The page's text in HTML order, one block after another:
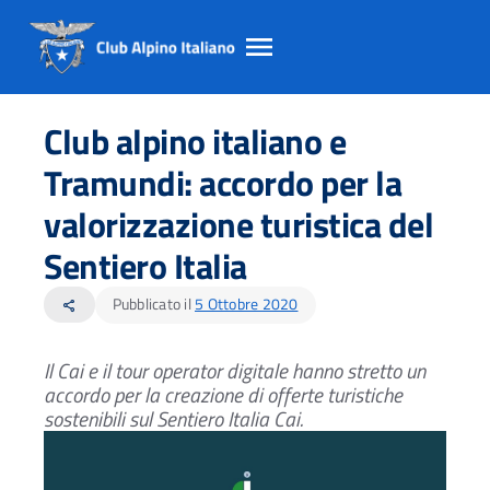
Salta
contento
principale
Salta
Salta
Club alpino italiano e
Tramundi: accordo per la
valorizzazione turistica del
Sentiero Italia
share Pubblicato il 5 Ottobre 2020
Il Cai e il tour operator digitale hanno stretto un
accordo per la creazione di offerte turistiche
sostenibili sul Sentiero Italia Cai.